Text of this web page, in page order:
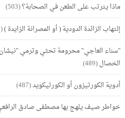
ماذا يترتب على الطعن في الصحابة؟(503)
إلتهاب الزائدة الدودية ( أو المصرانة الزايدة )(501)
"سناء العاجي" محرومة تحثي وترمي
الخصال(489)
أدوية الكورتيزون أو الكورتيكويد(487)
خواطر صيف يلهج بها مصطفى صادق